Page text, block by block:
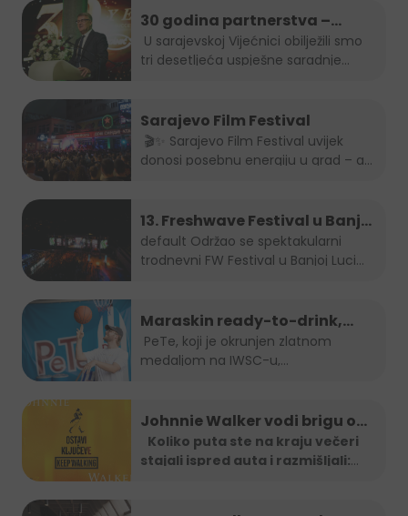
30 godina partnerstva –
Stanić Grupa & HEINEKEN u BiH
tri desetljeća uspješne saradnje...
Sarajevo Film Festival
donosi posebnu energiju u grad – a
13. Freshwave Festival u Banjoj
Luci
default
trodnevni FW Festival u Banjoj Luci
Maraskin ready-to-drink,
dobro prepoznatljivi PeTe je
na Sarajevo Street Food
medaljom na IWSC-u,
Johnnie Walker vodi brigu o
tebi: Jeftiniji povratak kući
taxi vozilima širom BiH
Koliko puta ste na kraju večeri
stajali ispred auta i razmišljali: